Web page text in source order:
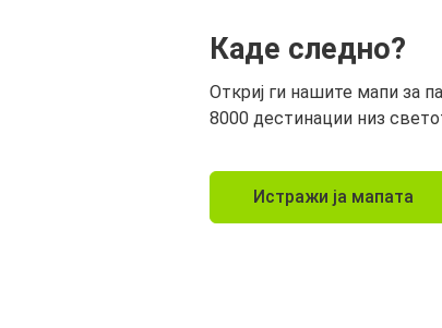
Каде следно?
Откриј ги нашите мапи за
8000 дестинации низ
Истражи ја мапата